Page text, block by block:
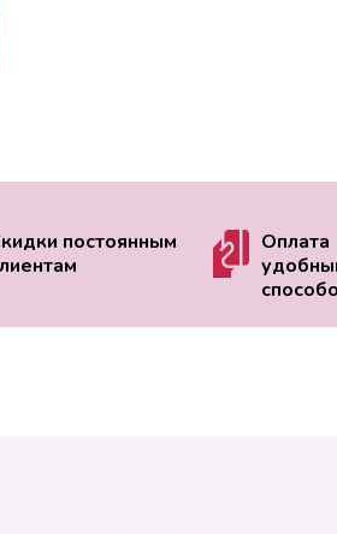
постоянным
Оплата